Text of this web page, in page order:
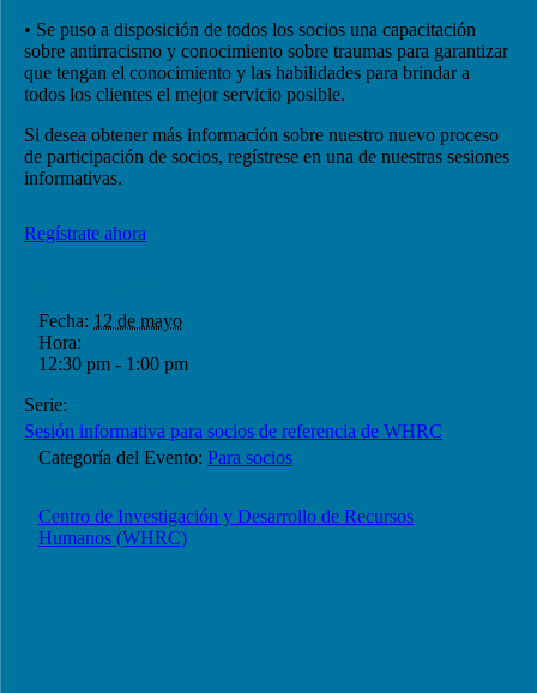
• Se puso a disposición de todos los socios una capacitación
sobre antirracismo y conocimiento sobre traumas para garantizar
que tengan el conocimiento y las habilidades para brindar a
todos los clientes el mejor servicio posible.
Si desea obtener más información sobre nuestro nuevo proceso
de participación de socios, regístrese en una de nuestras sesiones
informativas.
Regístrate ahora
Fecha: 12 de mayo
Hora:
12:30 pm - 1:00 pm
Serie:
Sesión informativa para socios de referencia de WHRC
Categoría del Evento: Para socios
Centro de Investigación y Desarrollo de Recursos
Humanos (WHRC)